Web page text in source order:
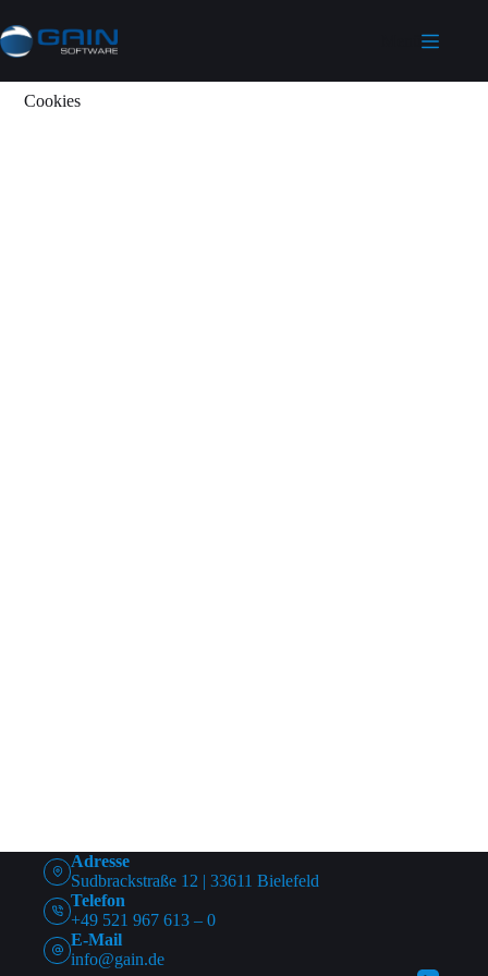
Menü
Cookies
Adresse
Sudbrackstraße 12 | 33611 Bielefeld
Telefon
+49 521 967 613 – 0
E-Mail
info@gain.de